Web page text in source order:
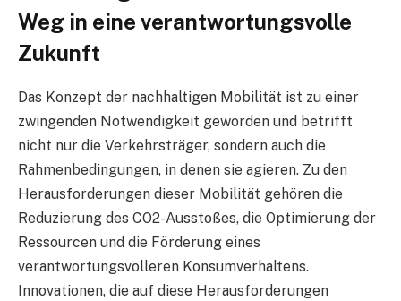
Weg in eine verantwortungsvolle
Zukunft
Das Konzept der nachhaltigen Mobilität ist zu einer
zwingenden Notwendigkeit geworden und betrifft
nicht nur die Verkehrsträger, sondern auch die
Rahmenbedingungen, in denen sie agieren. Zu den
Herausforderungen dieser Mobilität gehören die
Reduzierung des CO2-Ausstoßes, die Optimierung der
Ressourcen und die Förderung eines
verantwortungsvolleren Konsumverhaltens.
Innovationen, die auf diese Herausforderungen